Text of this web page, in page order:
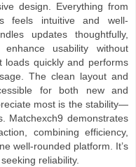
design. Everything from
feels intuitive and well-
updates thoughtfully,
usability without
loads quickly and performs
The clean layout and
for both new and
most is the stability—
Matchexch9 demonstrates
combining efficiency,
well-rounded platform. It’s
reliability.